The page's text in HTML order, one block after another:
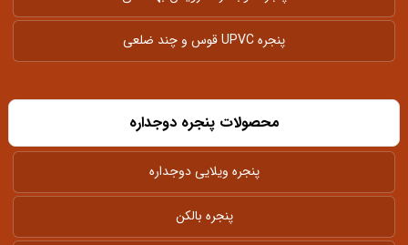
پنجره UPVC قوس و چند ضلعی
محصولات پنجره دوجداره
پنجره ویلایی دوجداره
پنجره بالکن